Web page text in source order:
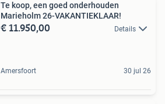
Te koop, een goed onderhouden
Marieholm 26-VAKANTIEKLAAR!
€ 11.950,00 Details
Amersfoort 30 jul 26